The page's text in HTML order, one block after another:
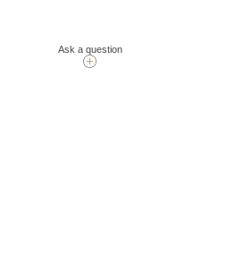
Ask a question